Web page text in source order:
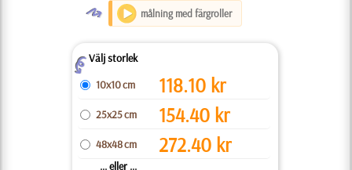
O målning med färgroller
ZVälj storlek
10x10 cm
118.10 kr
25x25 cm 154.40 kr
48x48 cm 272.40 kr
... eller ...